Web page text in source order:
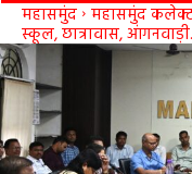
महासमुंद महासमुंद
स्कूल, छात्रावास,